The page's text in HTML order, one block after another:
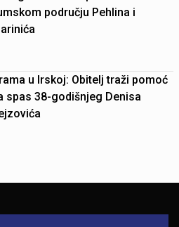
području Pehlina i
u Irskoj: Obitelj traži pomoć
spas 38-godišnjeg Denisa